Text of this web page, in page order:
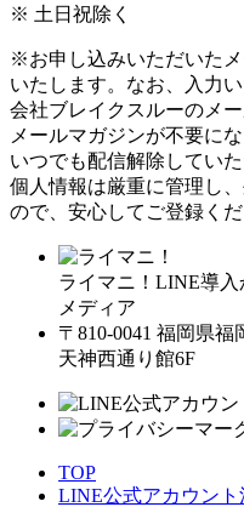
※ 土日祝除く
※お申し込みいただいた
いたします。なお、入力
会社ブレイクスルーのメ
メールマガジンが不要に
いつでも配信解除していた
個人情報は厳重に管理し
ので、安心してご登録くだ
ライマニ！LINE導
メディア
〒810-0041 福岡県
天神西通り館6F
TOP
LINE公式アカウント